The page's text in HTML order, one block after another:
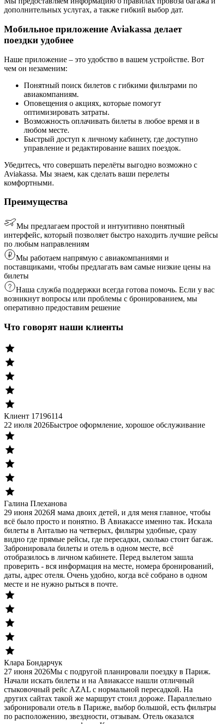
дополнительных услугах, а также гибкий выбор дат.
Мобильное приложение Aviakassa делает
поездки удобнее
Наше приложение – это удобство в вашем устройстве. Вот
чем он незаменим:
Понятный поиск билетов с гибкими фильтрами по
авиакомпаниям.
Оповещения о акциях, которые помогут
оптимизировать затраты.
Возможность оплачивать билеты в любое время и в
любом месте.
Быстрый доступ к личному кабинету, где доступно
управление и редактирование ваших поездок.
Убедитесь, что совершать перелёты выгодно возможно с
Aviakassa. Мы знаем, как сделать ваши перелеты
комфортными.
Преимущества
Мы предлагаем простой и интуитивно понятный
интерфейс, который позволяет быстро находить лучшие рейсы
по любым направлениям
Мы работаем напрямую с авиакомпаниями и
поставщиками, чтобы предлагать вам самые низкие цены на
билеты
Наша служба поддержки всегда готова помочь. Если у вас
возникнут вопросы или проблемы с бронированием, мы
оперативно предоставим решение
Что говорят наши клиенты
Клиент 17196114
22 июля 2026Быстрое оформление, хорошое обслуживание
Галина Плеханова
29 июня 2026Я мама двоих детей, и для меня главное, чтобы
всё было просто и понятно. В Авиакассе именно так. Искала
билеты в Анталью на четверых, фильтры удобные, сразу
видно где прямые рейсы, где пересадки, сколько стоит багаж.
Забронировала билеты и отель в одном месте, всё
отобразилось в личном кабинете. Перед вылетом зашла
проверить - вся информация на месте, номера бронирований,
даты, адрес отеля. Очень удобно, когда всё собрано в одном
месте и не нужно рыться в почте.
Клара Бондарчук
27 июня 2026Мы с подругой планировали поездку в Париж.
Начали искать билеты и на Авиакассе нашли отличный
стыковочный рейс AZAL с нормальной пересадкой. На
других сайтах такой же маршрут стоил дороже. Параллельно
забронировали отель в Париже, выбор большой, есть фильтры
по расположению, звездности, отзывам. Отель оказался